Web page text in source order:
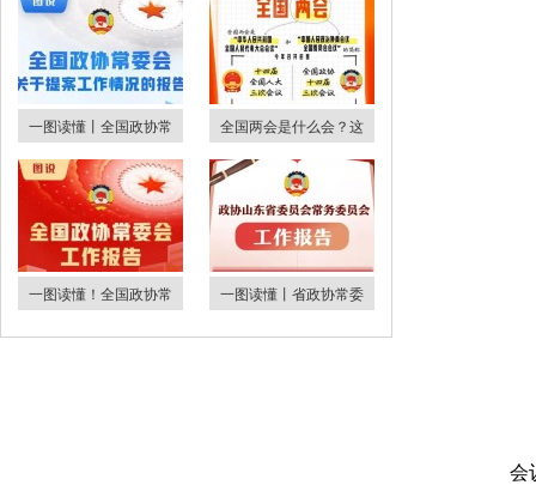
一图读懂丨全国政协常 全国两会是什么会？这
一图读懂！全国政协常 一图读懂丨省政协常委
会